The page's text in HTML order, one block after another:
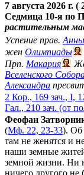
7 августа 2026 г.
Седмица 10-я по
растительным
Успение прав. Анны
жен Олимпиады
Прп. Макария
Вселенского
Александра
2 Кор., 169 зач., I,
Гал., 210 зач. (от
Феофан
(Мф. 22, 23-33). Об
там не женятся и
наши земные
земной жизни. Ни
ничего другого не